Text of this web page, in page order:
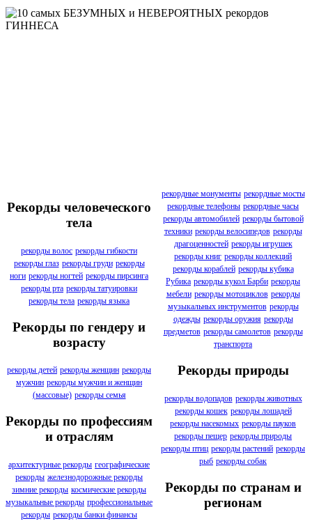
Рекорды человеческого
тела
рекорды волос рекорды гибкости
рекорды глаз рекорды груди рекорды
ноги рекорды ногтей рекорды пирсинга
рекорды рта рекорды татуировки
рекорды тела рекорды языка
Рекорды по гендеру и
возрасту
рекорды детей рекорды женщин рекорды
мужчин рекорды мужчин и женщин
(массовые) рекорды семья
Рекорды по профессиям
и отраслям
архитектурные рекорды географические
рекорды железнодорожные рекорды
зимние рекорды космические рекорды
музыкальные рекорды профессиональные
рекорды рекорды банки финансы
рекордные монументы рекордные мосты
рекордные телефоны рекордные часы
рекорды автомобилей рекорды бытовой
техники рекорды велосипедов рекорды
драгоценностей рекорды игрушек
рекорды книг рекорды коллекций
рекорды кораблей рекорды кубика
Рубика рекорды кукол Барби рекорды
мебели рекорды мотоциклов рекорды
музыкальных инструментов рекорды
одежды рекорды оружия рекорды
предметов рекорды самолетов рекорды
транспорта
Рекорды природы
рекорды водопадов рекорды животных
рекорды кошек рекорды лошадей
рекорды насекомых рекорды пауков
рекорды пещер рекорды природы
рекорды птиц рекорды растений рекорды
рыб рекорды собак
Рекорды по странам и
регионам